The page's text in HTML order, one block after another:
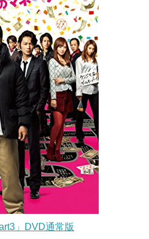
」DVD通常版